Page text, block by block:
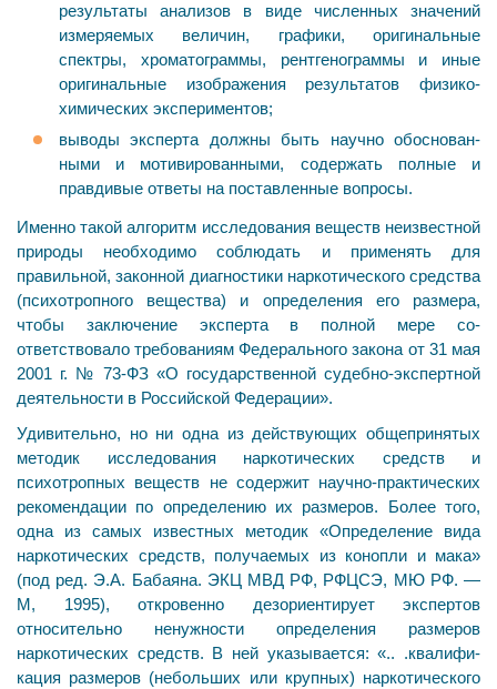
результаты анализов в виде численных значений
измеряемых ве­личин, графики, оригинальные
спектры, хроматограм­мы, рентгенограммы и иные
оригинальные изображения результатов физико-
химических экспериментов;
выводы эксперта должны быть научно обоснован­
ными и мотивированными, содержать полные и
правди­вые ответы на поставленные вопросы.
Именно такой алгоритм исследования веществ не­известной
природы необходимо соблюдать и применять для
правильной, законной диагностики наркотического средства
(психотропного вещества) и определения его размера,
чтобы заключение эксперта в полной мере со­
ответствовало требованиям Федерального закона от 31 мая
2001 г. № 73-ФЗ «О государственной судебно-экспертной
деятельности в Российской Федерации».
Удивительно, но ни одна из действующих общепри­нятых
методик исследования наркотических средств и
психотропных веществ не содержит научно-практиче­ских
рекомендации по определению их размеров. Более то­го,
одна из самых известных методик «Определение ви­да
наркотических средств, получаемых из конопли и ма­ка»
(под ред. Э.А. Бабаяна. ЭКЦ МВД РФ, РФЦСЭ, МЮ РФ. —
М, 1995), откровенно дезориентирует экс­пертов
относительно ненужности определения размеров
наркотических средств. В ней указывается: «.. .квалифи­
кация размеров (небольших или крупных) наркотиче­ского